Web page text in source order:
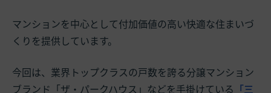
マンションを中心として付加価値の高い快適な住まいづ
くりを提供しています。
今回は、業界トップクラスの戸数を誇る分譲マンション
ブランド「ザ・パークハウス」などを手掛けている 「三